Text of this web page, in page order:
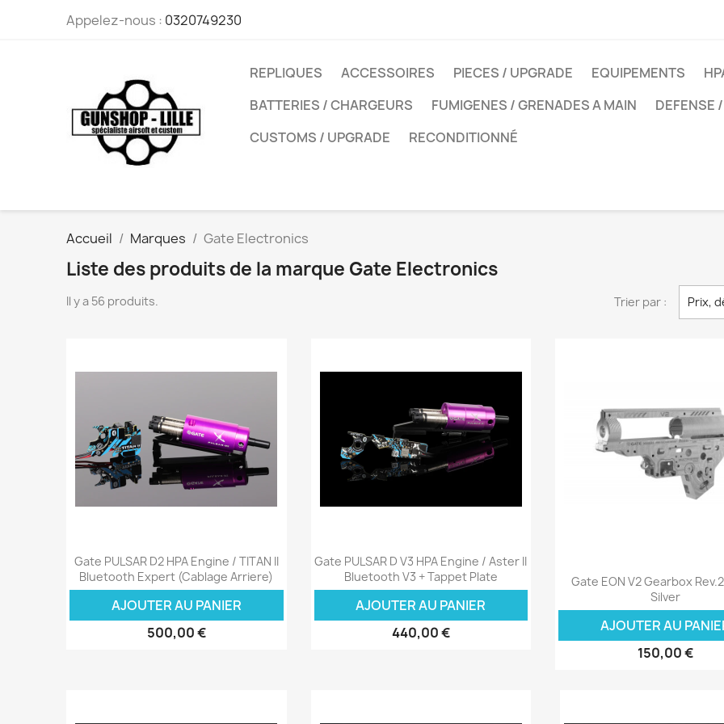
Appelez-nous : 0320749230
REPLIQUES ACCESSOIRES PIECES / UPGRADE EQUIPEMENTS
BATTERIES / CHARGEURS
FUMIGENES / GRENADES A MAIN DEFENSE
CUSTOMS / UPGRADE
RECONDITIONNÉ
Accueil Marques Gate Electronics
Liste des produits de la marque Gate Electronics
Il y a 56 produits. Trier par : Prix,
Aperçu rapide
Gate PULSAR D2 HPA Engine / TITAN II
Bluetooth Expert (Cablage Arriere)
AJOUTER AU PANIER
500,00 €
Aperçu rapide
Gate PULSAR D V3 HPA Engine / Aster II
Bluetooth V3 + Tappet Plate
AJOUTER AU PANIER
440,00 €
Aperçu rapide
Gate EON V2 Gearbox
Silver
AJOUTER AU
150,00 €